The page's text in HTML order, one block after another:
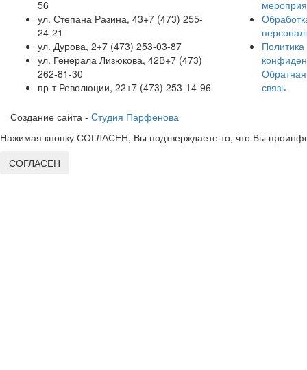
56
ул. Степана Разина, 43+7 (473) 255-
24-21
ул. Дурова, 2+7 (473) 253-03-87
ул. Генерала Лизюкова, 42В+7 (473)
262-81-30
пр-т Революции, 22+7 (473) 253-14-96
Политика
Обратная
связь
Создание сайта - Cтудия Парфёнова
Нажимая кнопку СОГЛАСЕН, Вы подтверждаете то, что Вы
СОГЛАСЕН